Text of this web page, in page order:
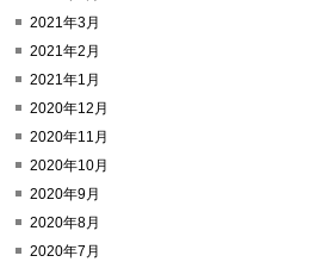
2021年3月
2021年2月
2021年1月
2020年12月
2020年11月
2020年10月
2020年9月
2020年8月
2020年7月